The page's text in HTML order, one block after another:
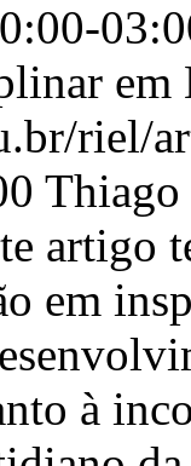
em
riel/
artigo
em
à